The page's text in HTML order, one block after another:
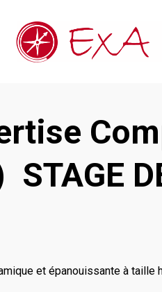
STAGE
et épanouissante à taille